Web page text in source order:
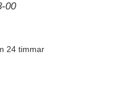
00
24 timmar